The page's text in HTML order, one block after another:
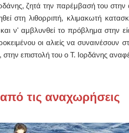
ζητά την παρέμβασή του
στη λιθορριπή, κλιμακωτή
ν' αμβλυνθεί το πρόβλημα στην
οι αλιείς να
στην επιστολή του ο Τ. Ιορδάνης
από τις αναχωρήσεις